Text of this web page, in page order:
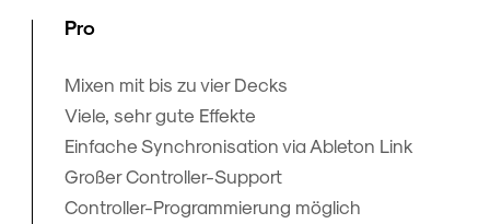
Pro
Mixen mit bis zu vier Decks
Viele, sehr gute Effekte
Einfache Synchronisation via Ableton Link
Großer Controller-Support
Controller-Programmierung möglich